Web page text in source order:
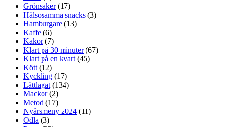
Grönsaker(17)
Hälsosamma snacks (3)
Hamburgare (13)
Kaffe (6)
Kakor(7)
Klart på 30 minuter(67)
Klart på en kvart (45)
Kött (12)
Kyckling (17)
Lättlagat (134)
Mackor(2)
Metod (17)
Nyårsmeny 2024 (11)
Odla (3)